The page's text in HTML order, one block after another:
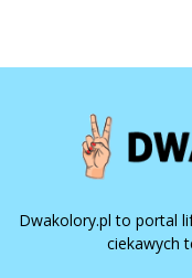
Dwakolory.pl to portal
ciekawych